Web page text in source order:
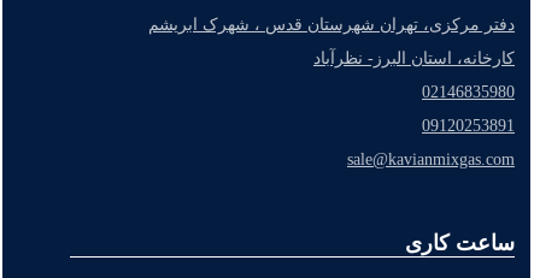
دفتر مرکزی، تهران شهرستان قدس ، شهرک ابریشم
کارخانه، استان البرز- نظرآباد
02146835980
09120253891
sale@kavianmixgas.com
ساعت کاری